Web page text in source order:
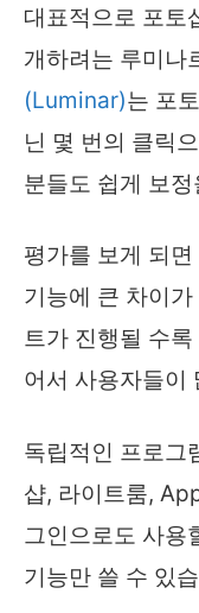
대표적으로 포토
개하려는 루미나
(Luminar)는 포
닌 몇 번의 클릭
분들도 쉽게 보
평가를 보게 되
기능에 큰 차이
트가 진행될 수
어서 사용자들이
독립적인 프로그
샵, 라이트룸,
그인으로도 사용
기능만 쓸 수 있